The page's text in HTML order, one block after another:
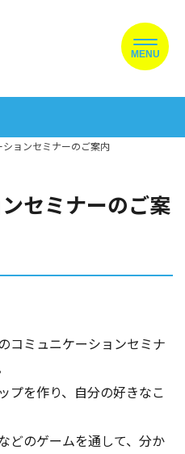
MENU
ションセミナーのご案内
セミナーのご案
コミュニケーションセミナ
プを作り、自分の好きなこ
どのゲームを通して、分か